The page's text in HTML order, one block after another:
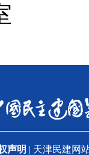
声明 | 天津民建网